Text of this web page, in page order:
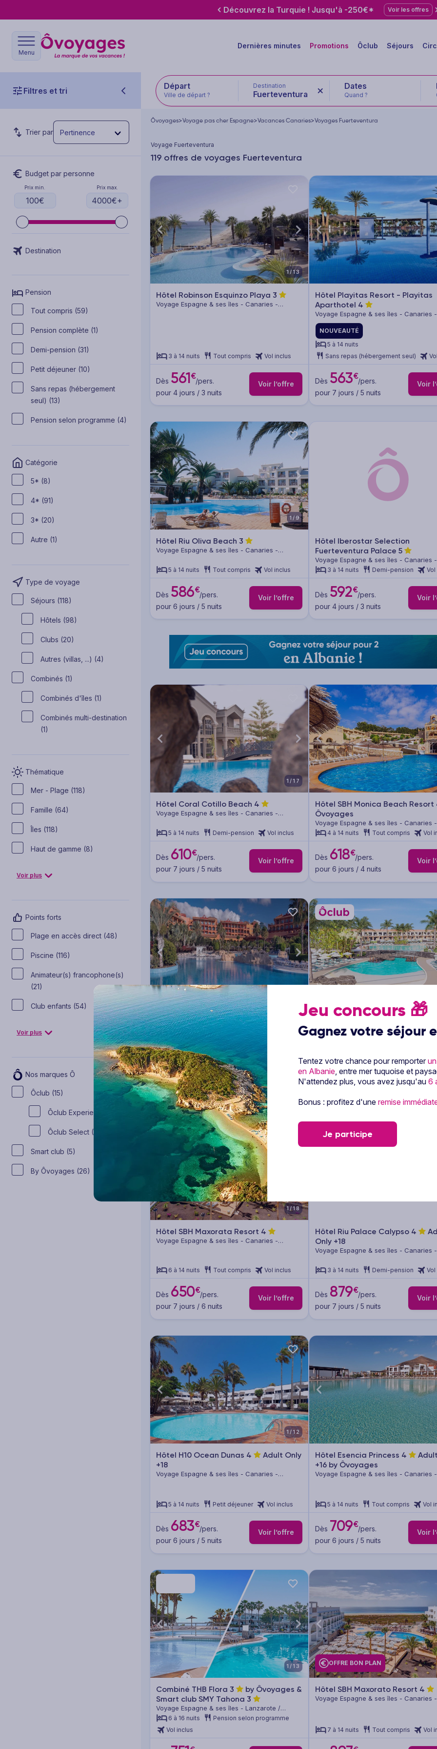
Découvrez la Turquie ! Jusqu'à -250€* Voir les offres
Menu
Dernières minutes Promotions Ôclub Séjours
Filtres et tri Départ
Ville de départ ?
Destination
Fuerteventura Quand ?
Trier par Pertinence
Budget par personne
Prix min. Prix max.
Destination
Pension
Tout compris (59)
Pension complète (1)
Demi-pension (31)
Petit déjeuner (10)
Sans repas (hébergement
seul) (13)
Pension selon programme (4)
Catégorie
5* (8)
4* (91)
3* (20)
Autre (1)
Type de voyage
Séjours (118)
Hôtels (98)
Clubs (20)
Autres (villas, ...) (4)
Combinés (1)
Combinés d'îles (1)
Combinés multi-destination
(1)
Thématique
Mer - Plage (118)
Famille (64)
Îles (118)
Haut de gamme (8)
Voir plus
Points forts
Plage en accès direct (48)
Piscine (116)
Animateur(s) francophone(s)
(21)
Club enfants (54)
Voir plus
Nos marques Ô
Ôclub (15)
Ôclub Experience (9)
Ôclub Select (6)
Smart club (5)
By Ôvoyages (26)
Ôvoyages>Voyage pas cher Espagne>Vacances Canaries>Voyages Fuerteventura
Voyage Fuerteventura
119 offres de voyages Fuerteventura
1/13
Hôtel Robinson Esquinzo Playa 3
Voyage Espagne & ses îles - Canaries -
3 à 14 nuits Tout compris Vol inclus
Dès 561€/pers.
pour 4 jours / 3 nuits
Voir l’offre
Hôtel Playitas Resort - Playitas
Aparthotel 4
Voyage Espagne & ses îles - Canaries -
Fuerteventura
NOUVEAUTÉ
5 à 14 nuits
Sans repas (hébergement seul)
Dès 563€/pers.
pour 7 jours / 5 nuits
Voir
1/9
Hôtel Riu Oliva Beach 3
Voyage Espagne & ses îles - Canaries -
5 à 14 nuits Tout compris Vol inclus
Dès 586€/pers.
pour 6 jours / 5 nuits
Voir l’offre
Hôtel Iberostar Selection
Fuerteventura Palace 5
Voyage Espagne & ses îles - Canaries -
Fuerteventura
3 à 14 nuits Demi-pension Vol
Dès 592€/pers.
pour 4 jours / 3 nuits
Voir
1/17
Hôtel Coral Cotillo Beach 4
Voyage Espagne & ses îles - Canaries -
5 à 14 nuits Demi-pension Vol inclus
Dès 610€/pers.
pour 7 jours / 5 nuits
Voir l’offre
Hôtel SBH Monica Beach Resort
Ôvoyages
Voyage Espagne & ses îles - Canaries -
Fuerteventura
4 à 14 nuits Tout compris Vol
Dès 618€/pers.
pour 6 jours / 4 nuits
Voir
Hôtel Sheraton Fuerteventura
Voyage Espagne & ses îles - Canaries -
Fuerteventura
3 à 14 nuits Demi-pension
Dès 639€/pers.
pour 4 jours / 3 nuits
Voir l’offre
Ôclub Select HD Lobos Natura
Fuerteventura4
Voyage Espagne & ses îles - Canaries -
Dès 649€/pers.
pour 6 jours / 4 nuits
Voir
1/18
Hôtel SBH Maxorata Resort 4
Voyage Espagne & ses îles - Canaries -
6 à 14 nuits Tout compris Vol inclus
Dès 650€/pers.
pour 7 jours / 6 nuits
Voir l’offre
Hôtel Riu Palace Calypso 4
Only +18
Voyage Espagne & ses îles - Canaries -
3 à 14 nuits Demi-pension Vol
Dès 879€/pers.
pour 7 jours / 5 nuits
Voir
1/12
Hôtel H10 Ocean Dunas 4
Adult Only
+18
Voyage Espagne & ses îles - Canaries -
5 à 14 nuits Petit déjeuner Vol inclus
Dès 683€/pers.
pour 6 jours / 5 nuits
Voir l’offre
Hôtel Esencia Princess 4
+16 by Ôvoyages
Voyage Espagne & ses îles - Canaries -
5 à 14 nuits Tout compris Vol
Dès 709€/pers.
pour 6 jours / 5 nuits
Voir
1/13
Combiné THB Flora 3
by Ôvoyages &
Smart club SMY Tahona 3
Voyage Espagne & ses îles - Lanzarote /
Fuerteventura
6 à 16 nuits
Pension selon programme
Vol inclus
OFFRE BON PLAN
Hôtel SBH Maxorato Resort 4
Voyage Espagne & ses îles - Canaries -
7 à 14 nuits Tout compris Vol
Jeu concours 🎁
Gagnez votre séjour
Tentez votre chance pour remporter
en Albanie, entre mer tuquoise et
N'attendez plus, vous avez jusqu'au 6
Bonus : profitez d'uneremise
Je participe